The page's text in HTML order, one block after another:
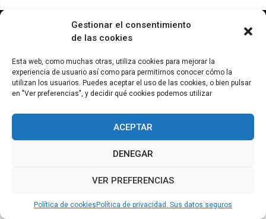
Gestionar el consentimiento
de las cookies
Esta web, como muchas otras, utiliza cookies para mejorar la
experiencia de usuario así como para permitirnos conocer cómo la
utilizan los usuarios. Puedes aceptar el uso de las cookies, o bien pulsar
en "Ver preferencias", y decidir qué cookies podemos utilizar
ACEPTAR
DENEGAR
VER PREFERENCIAS
Política de cookies Política de privacidad. Sus datos seguros
© ADICAE - 2022